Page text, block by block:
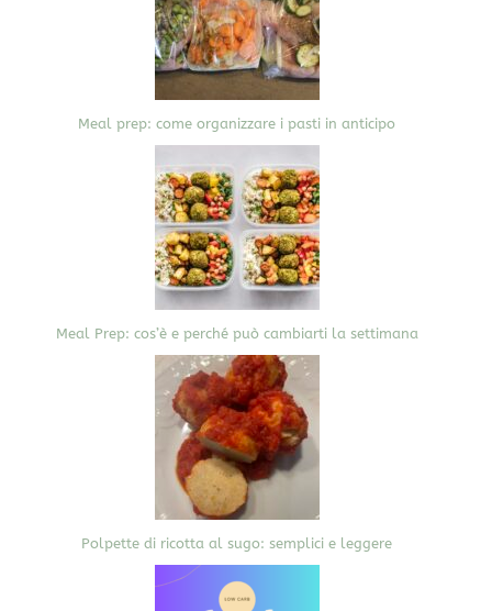
Meal prep: come organizzare i pasti in anticipo
Meal Prep: cos’è e perché può cambiarti la settimana
Polpette di ricotta al sugo: semplici e leggere